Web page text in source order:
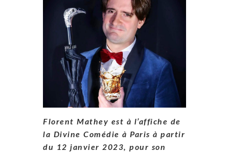
Florent Mathey est à l’affiche de
la Divine Comédie à Paris à partir
du 12 janvier 2023, pour son